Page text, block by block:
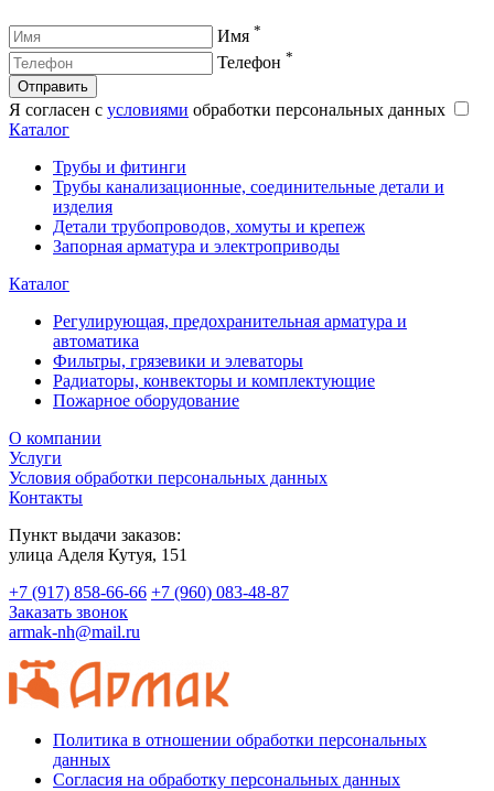
Имя *
Телефон *
Отправить
Я согласен с условиями обработки персональных данных
Каталог
Трубы и фитинги
Трубы канализационные, соединительные детали и
изделия
Детали трубопроводов, хомуты и крепеж
Запорная арматура и электроприводы
Каталог
Регулирующая, предохранительная арматура и
автоматика
Фильтры, грязевики и элеваторы
Радиаторы, конвекторы и комплектующие
Пожарное оборудование
О компании
Услуги
Условия обработки персональных данных
Контакты
Пункт выдачи заказов:
​улица Аделя Кутуя, 151
+7 (917) 858-66-66 +7 (960) 083-48-87
Заказать звонок
armak-nh@mail.ru
Политика в отношении обработки персональных
данных
Согласия на обработку персональных данных